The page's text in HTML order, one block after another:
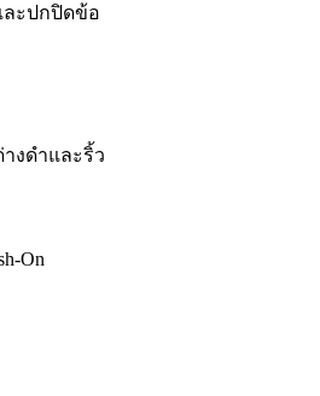
ละปกปิดข้อ
งดำและริ้ว
On